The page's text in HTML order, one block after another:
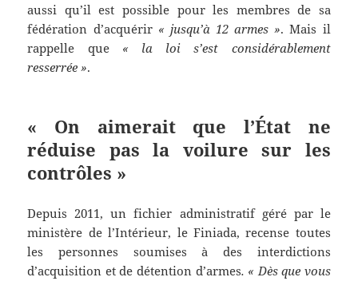
aussi qu’il est possible pour les membres de sa
fédération d’acquérir « jusqu’à 12 armes ». Mais il
rappelle que « la loi s’est considérablement
resserrée ».
« On aimerait que l’État ne
réduise pas la voilure sur les
contrôles »
Depuis 2011, un fichier administratif géré par le
ministère de l’Intérieur, le Finiada, recense toutes
les personnes soumises à des interdictions
d’acquisition et de détention d’armes. « Dès que vous